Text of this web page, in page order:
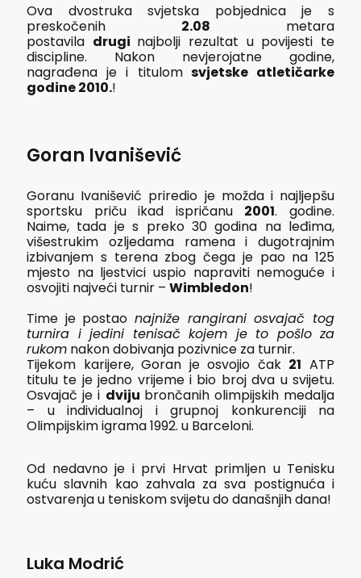
Ova dvostruka svjetska pobjednica je s
preskočenih 2.08 metara
postavila drugi najbolji rezultat u povijesti te
discipline. Nakon nevjerojatne godine,
nagrađena je i titulomsvjetske atletičarke
godine 2010.!
Goran Ivanišević
Goranu Ivanišević priredio je možda i najljepšu
sportsku priču ikad ispričanu 2001. godine.
Naime, tada je s preko 30 godina na leđima,
višestrukim ozljedama ramena i dugotrajnim
izbivanjem s terena zbog čega je pao na 125
mjesto na ljestvici uspio napraviti nemoguće i
osvojiti najveći turnir – Wimbledon!
Time je postao najniže rangirani osvajač tog
turnira i jedini tenisač kojem je to pošlo za
rukom nakon dobivanja pozivnice za turnir.
Tijekom karijere, Goran je osvojio čak 21 ATP
titulu te je jedno vrijeme i bio broj dva u svijetu.
Osvajač je i dviju brončanih olimpijskih medalja
– u individualnoj i grupnoj konkurenciji na
Olimpijskim igrama 1992. u Barceloni.
Od nedavno je i prvi Hrvat primljen u Tenisku
kuću slavnih kao zahvala za sva postignuća i
ostvarenja u teniskom svijetu do današnjih dana!
Luka Modrić